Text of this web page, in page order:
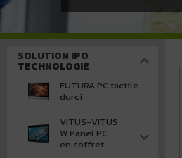
SOLUTION IPO
TECHNOLOGIE
FUTURA PC tactile
durci
VITUS-VITUS
W Panel PC
en coffret